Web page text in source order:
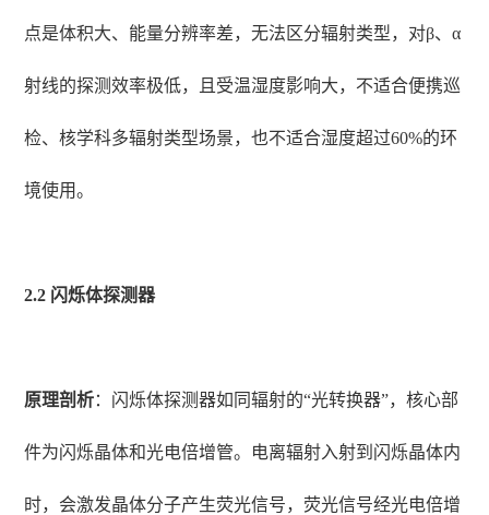
点是体积大、能量分辨率差，无法区分辐射类型，对β、α
射线的探测效率极低，且受温湿度影响大，不适合便携巡
检、核学科多辐射类型场景，也不适合湿度超过60%的环
境使用。
2.2 闪烁体探测器
原理剖析：闪烁体探测器如同辐射的“光转换器”，核心部
件为闪烁晶体和光电倍增管。电离辐射入射到闪烁晶体内
时，会激发晶体分子产生荧光信号，荧光信号经光电倍增